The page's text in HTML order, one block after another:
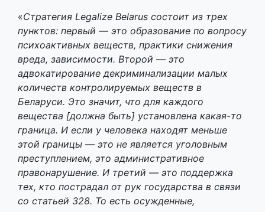
«Стратегия Legalize Belarus состоит из трех
пунктов: первый — это образование по вопросу
психоактивных веществ, практики снижения
вреда, зависимости. Второй — это
адвокатирование декриминализации малых
количеств контролируемых веществ в
Беларуси. Это значит, что для каждого
вещества [должна быть] установлена какая-то
граница. И если у человека находят меньше
этой границы — это не является уголовным
преступлением, это административное
правонарушение. И третий — это поддержка
тех, кто пострадал от рук государства в связи
со статьей 328. То есть осужденные,